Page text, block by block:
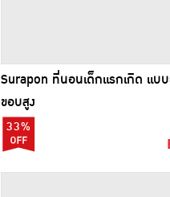
Surapon ที่นอนเด็กแรกเกิด แบ
ขอบสูง
33%